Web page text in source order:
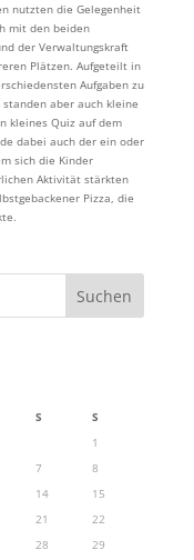
nutzten die Gelegenheit
mit den beiden
der Verwaltungskraft
Plätzen. Aufgeteilt in
Aufgaben zu
aber auch kleine
kleines Quiz auf dem
dabei auch der ein oder
sich die Kinder
Aktivität stärkten
Pizza, die
S
S
1
7
8
14
15
21
22
28
29